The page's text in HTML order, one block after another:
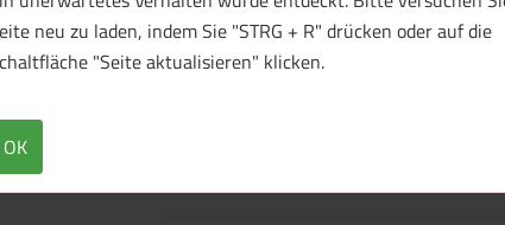
neu zu laden, indem Sie "STRG + R" drücken oder auf die
"Seite aktualisieren" klicken.
OK
Überblick Technische Daten
Figurbetontes Kurzärmliges T-Shirt aus
Ziernähte an Saum und Ärmeln.